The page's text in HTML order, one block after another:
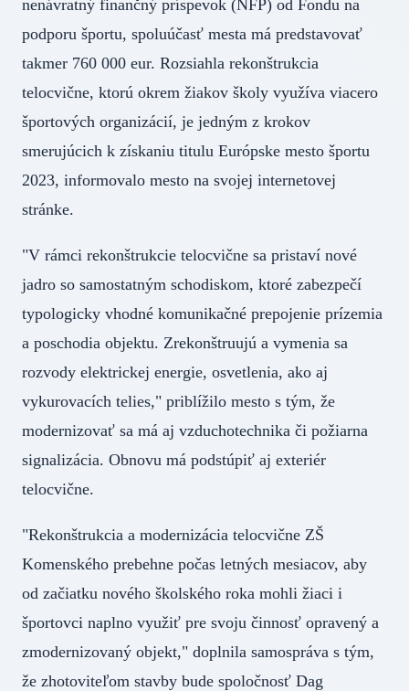
nenávratný finančný príspevok (NFP) od Fondu na
podporu športu, spoluúčasť mesta má predstavovať
takmer 760 000 eur. Rozsiahla rekonštrukcia
telocvične, ktorú okrem žiakov školy využíva viacero
športových organizácií, je jedným z krokov
smerujúcich k získaniu titulu Európske mesto športu
2023, informovalo mesto na svojej internetovej
stránke.
"V rámci rekonštrukcie telocvične sa pristaví nové
jadro so samostatným schodiskom, ktoré zabezpečí
typologicky vhodné komunikačné prepojenie prízemia
a poschodia objektu. Zrekonštruujú a vymenia sa
rozvody elektrickej energie, osvetlenia, ako aj
vykurovacích telies," priblížilo mesto s tým, že
modernizovať sa má aj vzduchotechnika či požiarna
signalizácia. Obnovu má podstúpiť aj exteriér
telocvične.
"Rekonštrukcia a modernizácia telocvične ZŠ
Komenského prebehne počas letných mesiacov, aby
od začiatku nového školského roka mohli žiaci i
športovci naplno využiť pre svoju činnosť opravený a
zmodernizovaný objekt," doplnila samospráva s tým,
že zhotoviteľom stavby bude spoločnosť Dag